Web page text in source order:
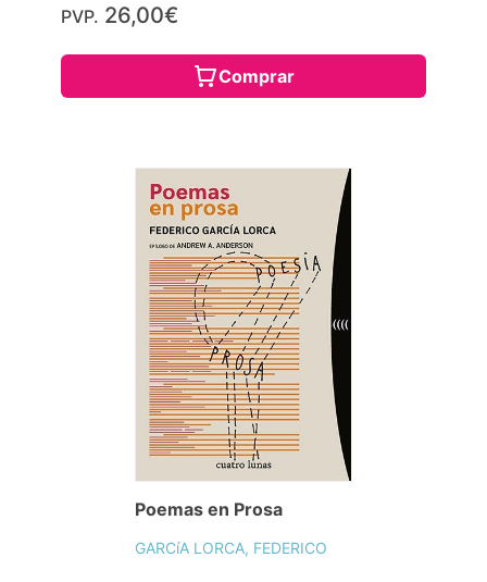
PVP. 26,00€
Comprar
Poemas en Prosa
GARCíA LORCA, FEDERICO